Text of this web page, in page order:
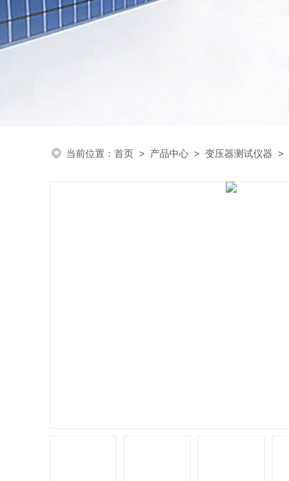
当前位置： 首页 > 产品中心 > 变压器测试仪器 >